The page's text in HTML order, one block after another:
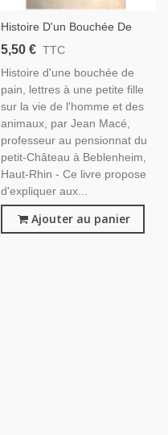
Histoire D'un Bouchée De
Pain, Jean Macé, 1861 -
Sciences Naturelles Et
Biologie Expliquées Aux
Enfants
5,50 € TTC
Histoire d'une bouchée de
pain, lettres à une petite fille
sur la vie de l'homme et des
animaux, par Jean Macé,
professeur au pensionnat du
petit-Château à Beblenheim,
Haut-Rhin - Ce livre propose
d'expliquer aux...
Ajouter au panier